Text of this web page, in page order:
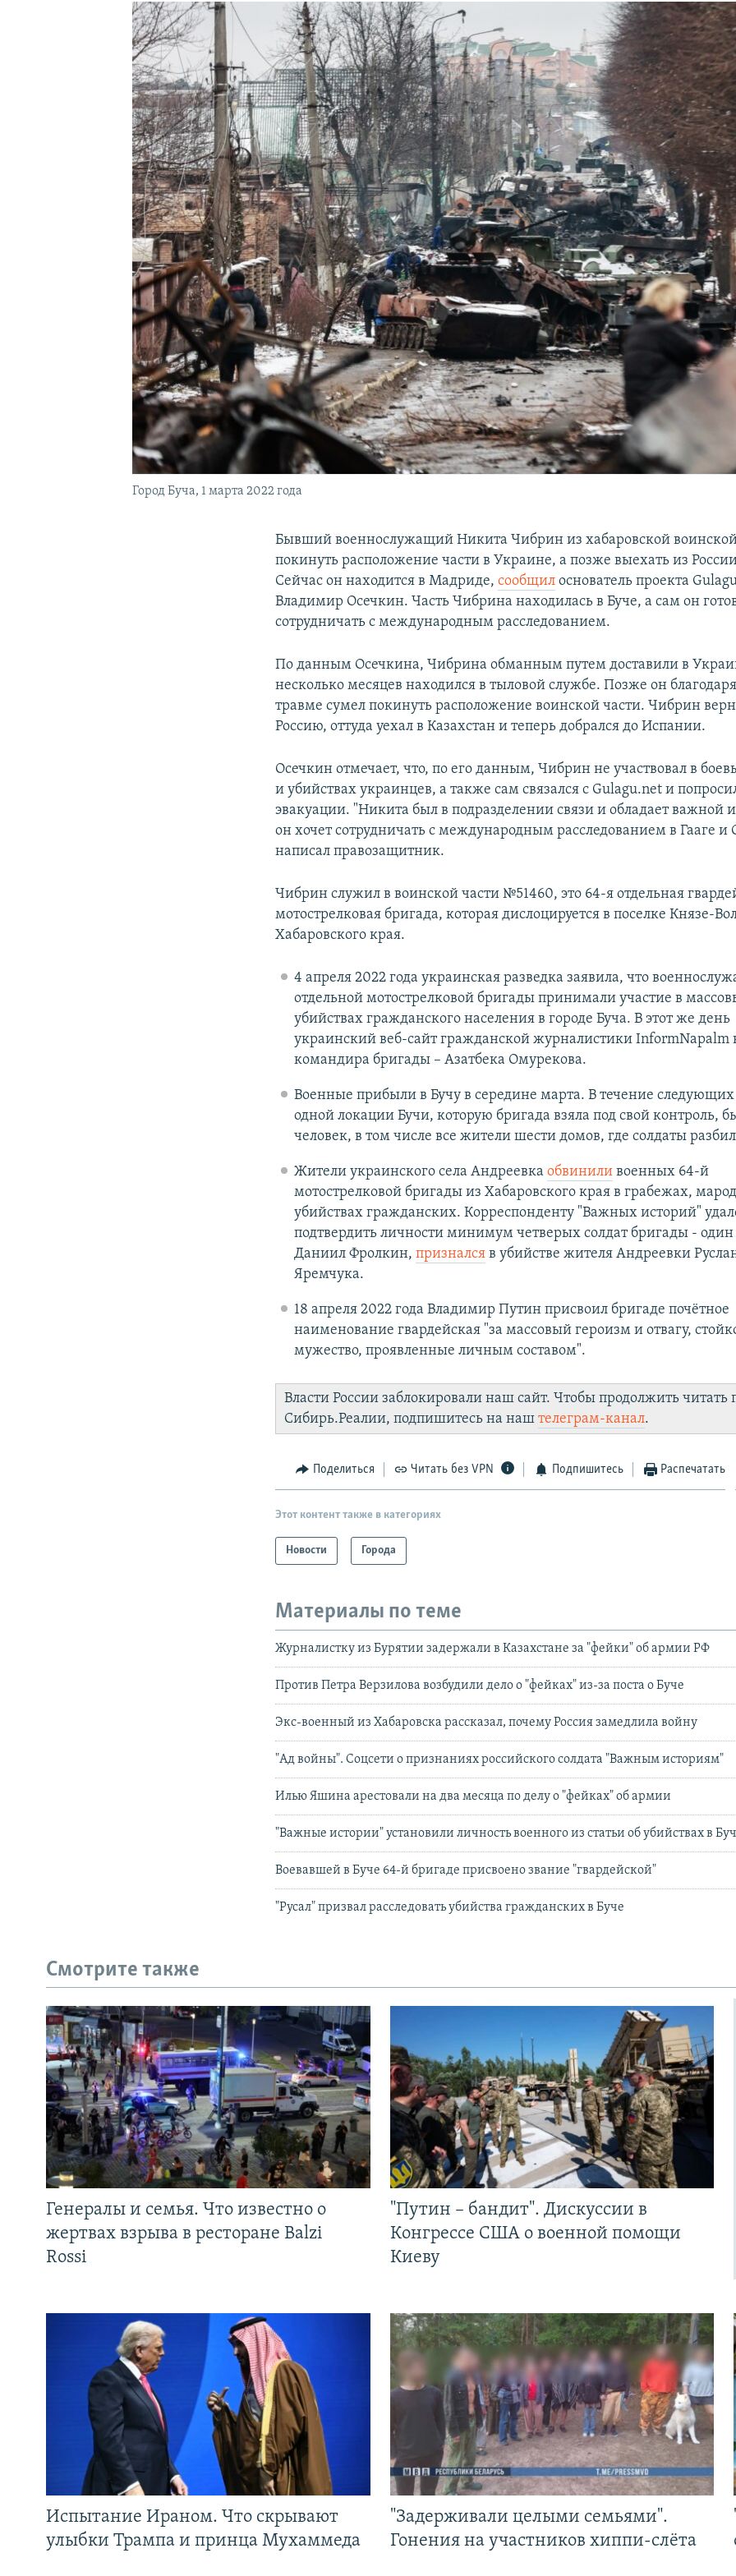
ПОДПИШИТЕСЬ НА РАССЫЛКУ
Город Буча, 1 марта 2022 года
Бывший военнослужащий Никита Чибрин из хабаровской
покинуть расположение части в Украине, а позже выехать из
Сейчас он находится в Мадриде,сообщил основатель проекта
Владимир Осечкин. Часть Чибрина находилась в Буче, а сам он
сотрудничать с международным расследованием.
По данным Осечкина, Чибрина обманным путем доставили в
несколько месяцев находился в тыловой службе. Позже он
травме сумел покинуть расположение воинской части. Чибрин
Россию, оттуда уехал в Казахстан и теперь добрался до Испании.
Осечкин отмечает, что, по его данным, Чибрин не участвовал в
и убийствах украинцев, а также сам связался с Gulagu.net и
эвакуации. "Никита был в подразделении связи и обладает важной
он хочет сотрудничать с международным расследованием в Гааге
написал правозащитник.
Чибрин служил в воинской части №51460, это 64-я отдельная
мотострелковая бригада, которая дислоцируется в поселке Князе-
Хабаровского края.
4 апреля 2022 года украинская разведка заявила, что
отдельной мотострелковой бригады принимали участие в
убийствах гражданского населения в городе Буча. В этот же день
украинский веб-сайт гражданской журналистики InformNapalm
командира бригады – Азатбека Омурекова.
Военные прибыли в Бучу в середине марта. В течение следующих
одной локации Бучи, которую бригада взяла под свой контроль,
человек, в том числе все жители шести домов, где солдаты
Жители украинского села Андреевка обвиниливоенных 64-й
мотострелковой бригады из Хабаровского края в грабежах,
убийствах гражданских. Корреспонденту "Важных историй"
подтвердить личности минимум четверых солдат бригады -
Даниил Фролкин, призналсяв убийстве жителя Андреевки
Яремчука.
18 апреля 2022 года Владимир Путин присвоил бригаде почётное
наименование гвардейская "за массовый героизм и отвагу,
мужество, проявленные личным составом".
Власти России заблокировали наш сайт. Чтобы продолжить читать
Сибирь.Реалии, подпишитесь на наштелеграм-канал.
Поделиться Читать без VPN Подпишитесь Распечатать
Этот контент также в категориях
Новости Города
Материалы по теме
Журналистку из Бурятии задержали в Казахстане за "фейки" об армии РФ
Против Петра Верзилова возбудили дело о "фейках" из-за поста о Буче
Экс-военный из Хабаровска рассказал, почему Россия замедлила войну
"Ад войны". Соцсети о признаниях российского солдата "Важным историям"
Илью Яшина арестовали на два месяца по делу о "фейках" об армии
"Важные истории" установили личность военного из статьи об убийствах в
Воевавшей в Буче 64-й бригаде присвоено звание "гвардейской"
"Русал" призвал расследовать убийства гражданских в Буче
Смотрите также
Генералы и семья. Что известно о
жертвах взрыва в ресторане Balzi
Rossi
"Путин – бандит". Дискуссии в
Конгрессе США о военной помощи
Киеву
Испытание Ираном. Что скрывают
улыбки Трампа и принца Мухаммеда
"Задерживали целыми семьями".
Гонения на участников хиппи-слёта